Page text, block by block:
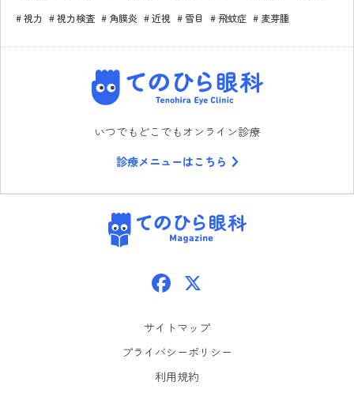
視力 視力検査 角膜炎 近視 雪目 飛蚊症 麦芽腫
てのひら眼科
いつでもどこでもオンライン診療
診療メニューはこちら
てのひら眼科
Facebook
サイトマップ
プライバシーポリシー
利用規約